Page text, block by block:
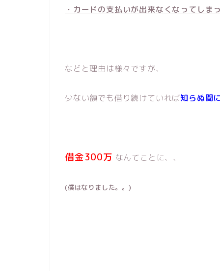
・カードの支払いが出来なくなってしま
などと理由は様々ですが、
少ない額でも借り続けていれば知らぬ間
借金300万 なんてことに、、
(僕はなりました。。)